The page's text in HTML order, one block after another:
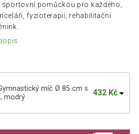
sportovní pomůckou pro každého,
fyzioterapii, rehabilitační
míč Ø 85 cm s
modrý
432 Kč
černý